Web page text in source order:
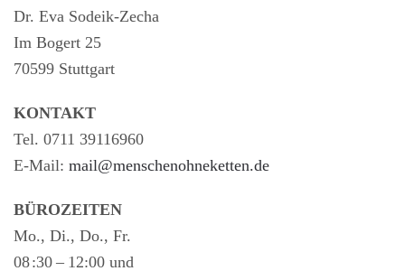
Dr. Eva Sodeik-Zecha
Im Bogert 25
70599 Stuttgart
KONTAKT
Tel. 0711 39116960
E-Mail: mail@menschenohneketten.de
BÜROZEITEN
Mo., Di., Do., Fr.
08 :30 – 12:00 und